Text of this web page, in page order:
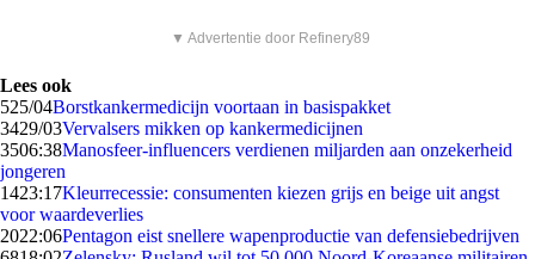
▼ Advertentie door Refinery89
Lees ook
525/04Borstkankermedicijn voortaan in basispakket
3429/03Vervalsers mikken op kankermedicijnen
3506:38Manosfeer-influencers verdienen miljarden aan onzekerheid
jongeren
1423:17Kleurrecessie: consumenten kiezen grijs en beige uit angst
voor waardeverlies
2022:06Pentagon eist snellere wapenproductie van defensiebedrijven